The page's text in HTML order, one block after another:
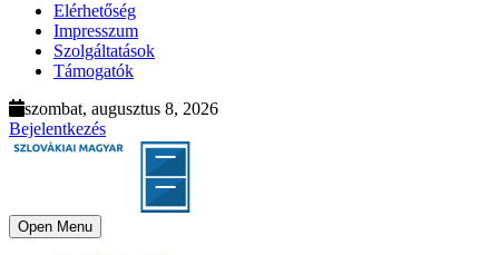
Elérhetőség
Impresszum
Szolgáltatások
Támogatók
szombat, augusztus 8, 2026
Bejelentkezés
Open Menu